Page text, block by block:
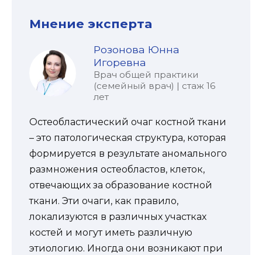
Мнение эксперта
Розонова Юнна
Игоревна
Врач общей практики
(семейный врач) | стаж 16
лет
Остеобластический очаг костной ткани
– это патологическая структура, которая
формируется в результате аномального
размножения остеобластов, клеток,
отвечающих за образование костной
ткани. Эти очаги, как правило,
локализуются в различных участках
костей и могут иметь различную
этиологию. Иногда они возникают при